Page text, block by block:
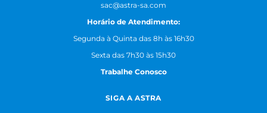
sac@astra-sa.com
Horário de Atendimento:
Segunda à Quinta das 8h às 16h30
Sexta das 7h30 às 15h30
Trabalhe Conosco
SIGA A ASTRA